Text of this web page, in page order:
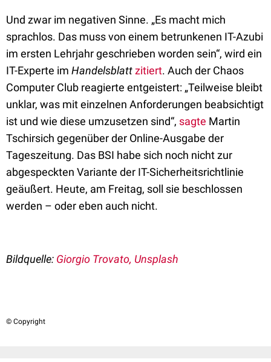
Und zwar im negativen Sinne. „Es macht mich
sprachlos. Das muss von einem betrunkenen IT-Azubi
im ersten Lehrjahr geschrieben worden sein“, wird ein
IT-Experte im Handelsblattzitiert. Auch der Chaos
Computer Club reagierte entgeistert: „Teilweise bleibt
unklar, was mit einzelnen Anforderungen beabsichtigt
ist und wie diese umzusetzen sind“, sagte Martin
Tschirsich gegenüber der Online-Ausgabe der
Tageszeitung. Das BSI habe sich noch nicht zur
abgespeckten Variante der IT-Sicherheitsrichtlinie
geäußert. Heute, am Freitag, soll sie beschlossen
werden – oder eben auch nicht.
Bildquelle: Giorgio Trovato, Unsplash
© Copyright